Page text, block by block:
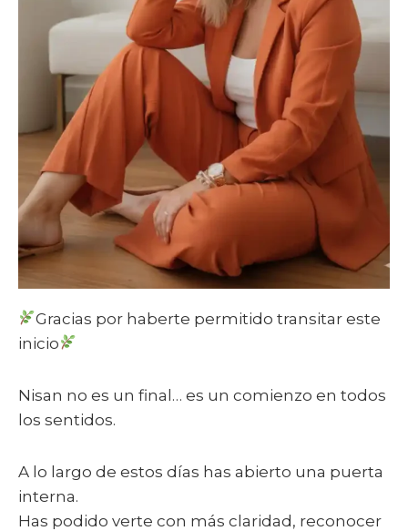
Gracias por haberte permitido transitar este
inicio
Nisan no es un final… es un comienzo en todos
los sentidos.
A lo largo de estos días has abierto una puerta
interna.
Has podido verte con más claridad, reconocer